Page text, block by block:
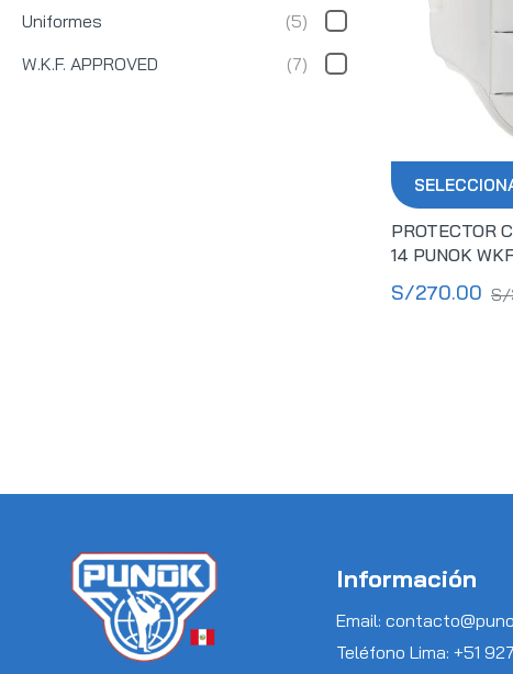
Uniformes
(5)
W.K.F. APPROVED
(7)
PROTECTOR
14 PUNOK
S/270.00 S/
Información
Email:
Teléfono Lima: +51